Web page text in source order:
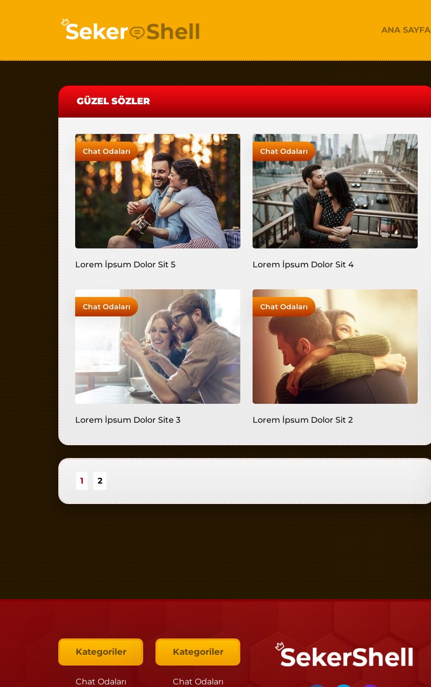
ANA SAYFA
GÜZEL SÖZLER
Lorem İpsum Dolor Sit 5
Chat Odaları
Lorem İpsum Dolor Sit 4
Chat Odaları
Lorem İpsum Dolor Site 3
Chat Odaları
Lorem İpsum Dolor Sit 2
Chat Odaları
1 2
Kategoriler
Chat Odaları
Kategoriler
Chat Odaları